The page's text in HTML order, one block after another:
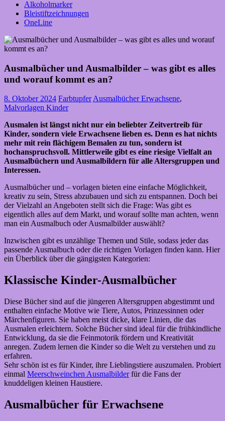
Alkoholmarker
Bleistiftzeichnungen
OneLine
Ausmalbücher und Ausmalbilder – was gibt es alles
und worauf kommt es an?
8. Oktober 2024 FarbtupferAusmalbücher Erwachsene,
Malvorlagen Kinder
Ausmalen ist längst nicht nur ein beliebter Zeitvertreib für
Kinder, sondern viele Erwachsene lieben es. Denn es hat nichts
mehr mit rein flächigem Bemalen zu tun, sondern ist
hochanspruchsvoll. Mittlerweile gibt es eine riesige Vielfalt an
Ausmalbüchern und Ausmalbildern für alle Altersgruppen und
Interessen.
Ausmalbücher und – vorlagen bieten eine einfache Möglichkeit,
kreativ zu sein, Stress abzubauen und sich zu entspannen. Doch bei
der Vielzahl an Angeboten stellt sich die Frage: Was gibt es
eigentlich alles auf dem Markt, und worauf sollte man achten, wenn
man ein Ausmalbuch oder Ausmalbilder auswählt?
Inzwischen gibt es unzählige Themen und Stile, sodass jeder das
passende Ausmalbuch oder die richtigen Vorlagen finden kann. Hier
ein Überblick über die gängigsten Kategorien:
Klassische Kinder-Ausmalbücher
Diese Bücher sind auf die jüngeren Altersgruppen abgestimmt und
enthalten einfache Motive wie Tiere, Autos, Prinzessinnen oder
Märchenfiguren. Sie haben meist dicke, klare Linien, die das
Ausmalen erleichtern. Solche Bücher sind ideal für die frühkindliche
Entwicklung, da sie die Feinmotorik fördern und Kreativität
anregen. Zudem lernen die Kinder so die Welt zu verstehen und zu
erfahren.
Sehr schön ist es für Kinder, ihre Lieblingstiere auszumalen. Probiert
einmal Meerschweinchen Ausmalbilderfür die Fans der
knuddeligen kleinen Haustiere.
Ausmalbücher für Erwachsene